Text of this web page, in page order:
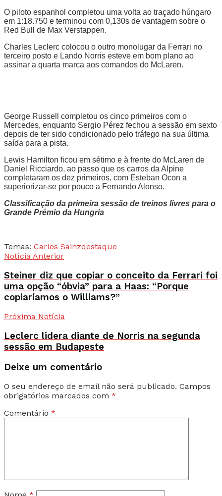
O piloto espanhol completou uma volta ao traçado húngaro
em 1:18.750 e terminou com 0,130s de vantagem sobre o
Red Bull de Max Verstappen.
Charles Leclerc colocou o outro monolugar da Ferrari no
terceiro posto e Lando Norris esteve em bom plano ao
assinar a quarta marca aos comandos do McLaren.
George Russell completou os cinco primeiros com o
Mercedes, enquanto Sergio Pérez fechou a sessão em sexto
depois de ter sido condicionado pelo tráfego na sua última
saída para a pista.
Lewis Hamilton ficou em sétimo e à frente do McLaren de
Daniel Ricciardo, ao passo que os carros da Alpine
completaram os dez primeiros, com Esteban Ocon a
superiorizar-se por pouco a Fernando Alonso.
Classificação da primeira sessão de treinos livres para o
Grande Prémio da Hungria
Temas: Carlos Sainzdestaque
Notícia Anterior
Steiner diz que copiar o conceito da Ferrari foi
uma opção “óbvia” para a Haas: “Porque
copiaríamos o Williams?”
Próxima Notícia
Leclerc lidera diante de Norris na segunda
sessão em Budapeste
Deixe um comentário
O seu endereço de email não será publicado. Campos
obrigatórios marcados com *
Comentário *